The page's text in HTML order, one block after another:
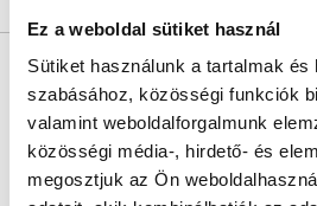
Ez a weboldal sütiket használ
Sütiket használunk a tartalmak
szabásához, közösségi funkciók
valamint weboldalforgalmunk
közösségi média-, hirdető- és
megosztjuk az Ön
orvos, aki jogszabályok szerinti
megszerzésére irányuló képzésben vesz
felelősséggel tartozik és azt közvetlenül
szolgáltató szakorvosa az első
szakorvosjelölt önállóan láthat el
felelősségét kizárja esetleges